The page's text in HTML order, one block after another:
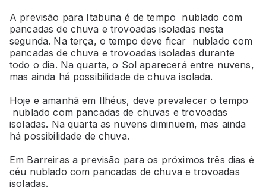
A previsão para Itabuna é de tempo nublado com
pancadas de chuva e trovoadas isoladas nesta
segunda. Na terça, o tempo deve ficar nublado com
pancadas de chuva e trovoadas isoladas durante
todo o dia. Na quarta, o Sol aparecerá entre nuvens,
mas ainda há possibilidade de chuva isolada.
Hoje e amanhã em Ilhéus, deve prevalecer o tempo
nublado com pancadas de chuvas e trovoadas
isoladas. Na quarta as nuvens diminuem, mas ainda
há possibilidade de chuva.
Em Barreiras a previsão para os próximos três dias é
céu nublado com pancadas de chuva e trovoadas
isoladas.